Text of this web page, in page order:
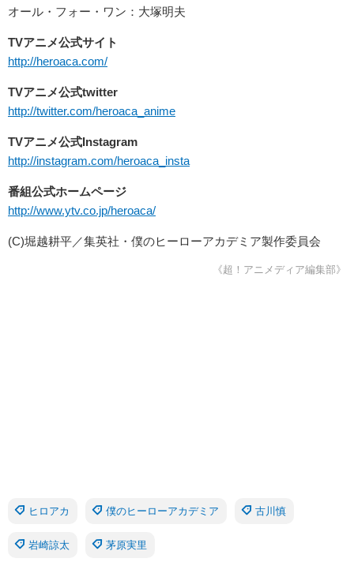
オール・フォー・ワン：大塚明夫
TVアニメ公式サイト
http://heroaca.com/
TVアニメ公式twitter
http://twitter.com/heroaca_anime
TVアニメ公式Instagram
http://instagram.com/heroaca_insta
番組公式ホームページ
http://www.ytv.co.jp/heroaca/
(C)堀越耕平／集英社・僕のヒーローアカデミア製作委員会
《超！アニメディア編集部》
ヒロアカ 僕のヒーローアカデミア 古川慎
岩崎諒太 茅原実里